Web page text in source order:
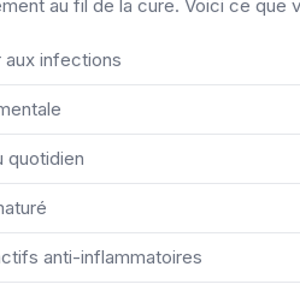
au fil de la cure. Voici ce que
infections
quotidien
anti-inflammatoires